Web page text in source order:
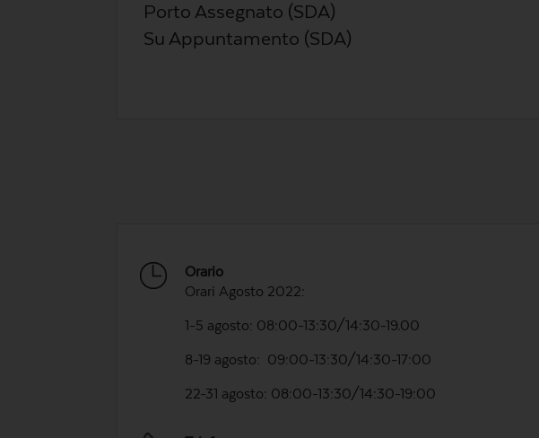
Porto Assegnato (SDA)
Su Appuntamento (SDA)
Orario
Orari Agosto 2022:
1-5 agosto: 08:00-13:30/14:30-19.00
8-19 agosto: 09:00-13:30/14:30-17:00
22-31 agosto: 08:00-13:30/14:30-19:00